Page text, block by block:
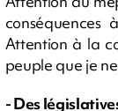
conséquences
Attention à la
peuple que je
- Des